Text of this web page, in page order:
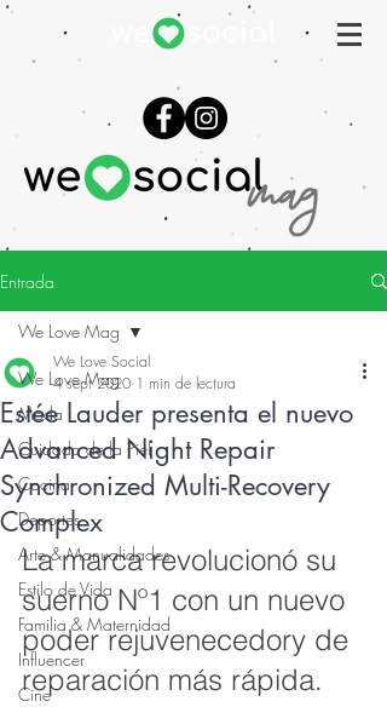
Entrada
We Love Mag
Moda
Cuidado de la Piel
Cocina
Deportes
Arte & Manualidades
Estilo de Vida
Familia & Maternidad
Influencer
Cine
We Love Mag
Estée Lauder presenta el nuevo
Advanced Night Repair
Synchronized Multi-Recovery
Complex
We Love Social
4 sept 2020 1 min de lectura
La marca revolucionó su
suerno Nº1 con un nuevo
poder rejuvenecedory de
reparación más rápida.